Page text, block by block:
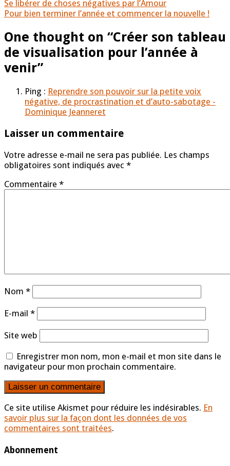
Post
navigation
Se libérer de choses négatives par l’Amour
Pour bien terminer l’année et commencer la nouvelle !
One thought on “Créer son tableau
de visualisation pour l’année à
venir”
Ping : Reprendre son pouvoir sur la petite voix
négative, de procrastination et d’auto-sabotage -
Dominique Jeanneret
Laisser un commentaire
Votre adresse e-mail ne sera pas publiée. Les champs
obligatoires sont indiqués avec *
Commentaire *
Nom *
E-mail *
Site web
Enregistrer mon nom, mon e-mail et mon site dans le
navigateur pour mon prochain commentaire.
Ce site utilise Akismet pour réduire les indésirables. En
savoir plus sur la façon dont les données de vos
commentaires sont traitées.
Abonnement